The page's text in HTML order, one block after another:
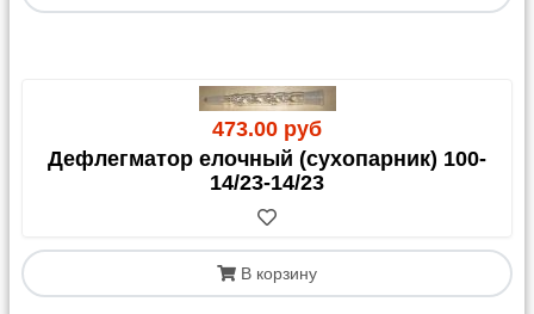
473.00 руб
Дефлегматор елочный (сухопарник) 100-
14/23-14/23
В корзину